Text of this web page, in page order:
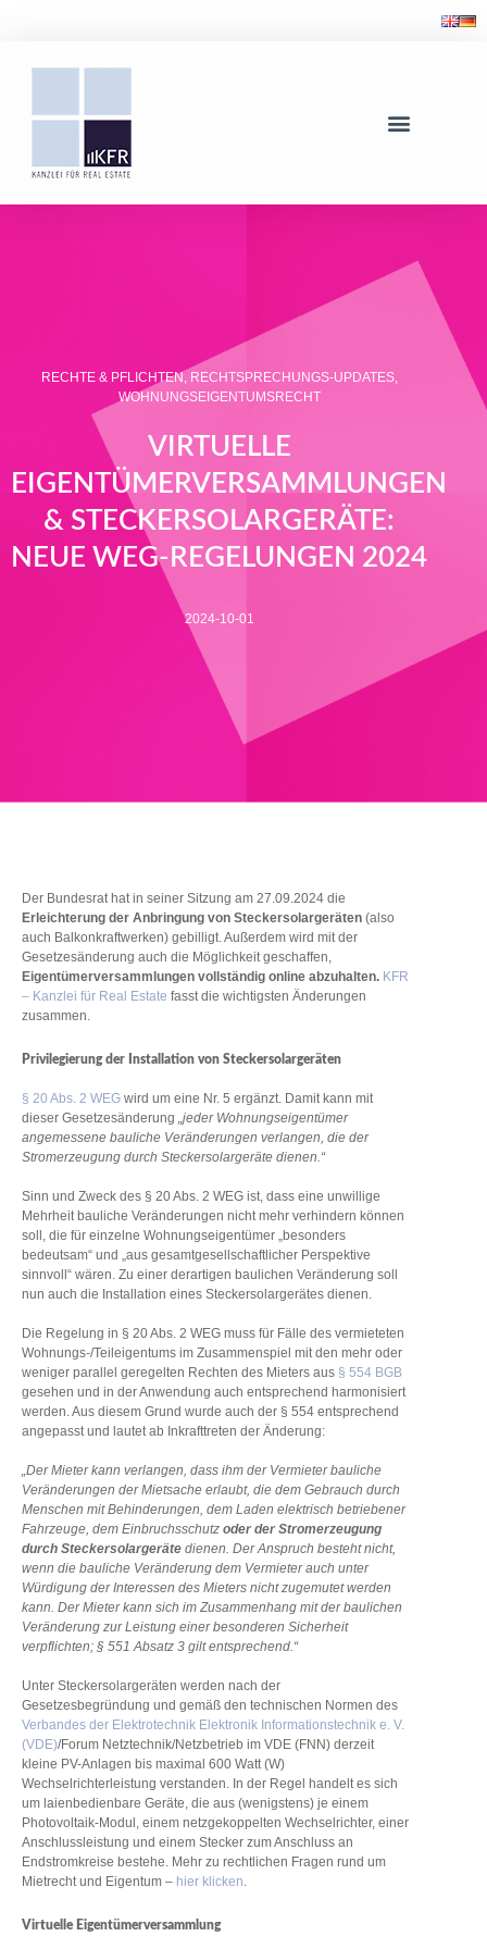
RECHTE & PFLICHTEN , RECHTSPRECHUNGS-UPDATES,
WOHNUNGSEIGENTUMSRECHT
VIRTUELLE
EIGENTÜMERVERSAMMLUNGEN
& STECKERSOLARGERÄTE:
NEUE WEG-REGELUNGEN 2024
2024-10-01
Der Bundesrat hat in seiner Sitzung am 27.09.2024 die
Erleichterung der Anbringung von Steckersolargeräten (also
auch Balkonkraftwerken) gebilligt. Außerdem wird mit der
Gesetzesänderung auch die Möglichkeit geschaffen,
Eigentümerversammlungen vollständig online abzuhalten. KFR
– Kanzlei für Real Estate fasst die wichtigsten Änderungen
zusammen.
Privilegierung der Installation von Steckersolargeräten
§ 20 Abs. 2 WEG wird um eine Nr. 5 ergänzt. Damit kann mit
dieser Gesetzesänderung „jeder Wohnungseigentümer
angemessene bauliche Veränderungen verlangen, die der
Stromerzeugung durch Steckersolargeräte dienen.“
Sinn und Zweck des § 20 Abs. 2 WEG ist, dass eine unwillige
Mehrheit bauliche Veränderungen nicht mehr verhindern können
soll, die für einzelne Wohnungseigentümer „besonders
bedeutsam“ und „aus gesamtgesellschaftlicher Perspektive
sinnvoll“ wären. Zu einer derartigen baulichen Veränderung soll
nun auch die Installation eines Steckersolargerätes dienen.
Die Regelung in § 20 Abs. 2 WEG muss für Fälle des vermieteten
Wohnungs-/Teileigentums im Zusammenspiel mit den mehr oder
weniger parallel geregelten Rechten des Mieters aus § 554 BGB
gesehen und in der Anwendung auch entsprechend harmonisiert
werden. Aus diesem Grund wurde auch der § 554 entsprechend
angepasst und lautet ab Inkrafttreten der Änderung:
„Der Mieter kann verlangen, dass ihm der Vermieter bauliche
Veränderungen der Mietsache erlaubt, die dem Gebrauch durch
Menschen mit Behinderungen, dem Laden elektrisch betriebener
Fahrzeuge, dem Einbruchsschutz oder der Stromerzeugung
durch Steckersolargeräte dienen. Der Anspruch besteht nicht,
wenn die bauliche Veränderung dem Vermieter auch unter
Würdigung der Interessen des Mieters nicht zugemutet werden
kann. Der Mieter kann sich im Zusammenhang mit der baulichen
Veränderung zur Leistung einer besonderen Sicherheit
verpflichten; § 551 Absatz 3 gilt entsprechend.“
Unter Steckersolargeräten werden nach der
Gesetzesbegründung und gemäß den technischen Normen des
Verbandes der Elektrotechnik Elektronik Informationstechnik e. V.
(VDE)/Forum Netztechnik/Netzbetrieb im VDE (FNN) derzeit
kleine PV-Anlagen bis maximal 600 Watt (W)
Wechselrichterleistung verstanden. In der Regel handelt es sich
um laienbedienbare Geräte, die aus (wenigstens) je einem
Photovoltaik-Modul, einem netzgekoppelten Wechselrichter, einer
Anschlussleistung und einem Stecker zum Anschluss an
Endstromkreise bestehe. Mehr zu rechtlichen Fragen rund um
Mietrecht und Eigentum – hier klicken
Virtuelle Eigentümerversammlung